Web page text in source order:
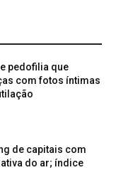
pedofilia que
com fotos íntimas
de capitais com
do ar; índice